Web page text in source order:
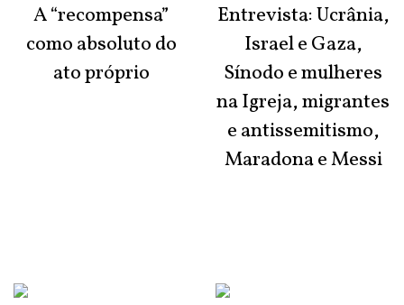
A “recompensa”
como absoluto do
ato próprio
Entrevista: Ucrânia,
Israel e Gaza,
Sínodo e mulheres
na Igreja, migrantes
e antissemitismo,
Maradona e Messi